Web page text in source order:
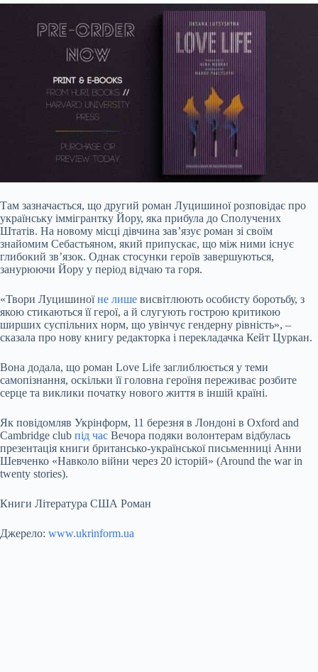
Там зазначається, що другий роман Луцишиної розповідає про
українську іммігрантку Йору, яка прибула до Сполучених
Штатів. На новому місці дівчина зав’язує роман зі своїм
знайомим Себастьяном, який припускає, що між ними існує
глибокий зв’язок. Однак стосунки героїв завершуються,
занурюючи Йору у період відчаю та горя.
«Твори Луцишиноїне лише висвітлюють особисту боротьбу, з
якою стикаються її герої, а й слугують гострою критикою
ширших суспільних норм, що увінчує гендерну рівність», –
сказала про нову книгу редакторка і перекладачка Кейт Цуркан.
Вона додала, що роман Love Life заглиблюється у теми
самопізнання, оскільки її головна героїня переживає розбите
серце та виклики початку нового життя в іншій країні.
Як повідомляв Укрінформ, 11 березня в Лондоні в Oxford and
Cambridge club під час Вечора подяки волонтерам відбулась
презентація книги британсько-української письменниці Анни
Шевченко «Навколо війни через 20 історій» (Around the war in
twenty stories).
Книги Література США Роман
Джерело: www.ukrinform.ua